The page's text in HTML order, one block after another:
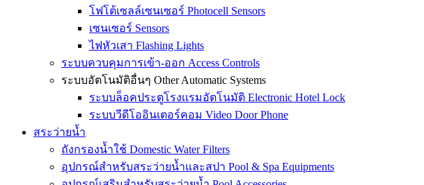
โฟโต้เซลล์เซนเซอร์ Photocell Sensors
เซนเซอร์ Sensors
ไฟหัวเสา Flashing Lights
ระบบควบคุมการเข้า-ออก Access Controls
ระบบอัตโนมัติอื่นๆ Other Automatic Systems
ระบบล็อคประตูโรงเเรมอัตโนมัติ Electronic Hotel Lock
ระบบวีดีโออินเตอร์คอม Video Door Phone
สระว่ายน้ำ
ถังกรองน้ำใช้ Domestic Water Filters
อุปกรณ์สำหรับสระว่ายน้ำและสปา Pool & Spa Equipments